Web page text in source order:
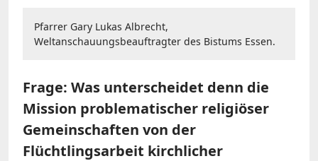
Pfarrer Gary Lukas Albrecht,
Weltanschauungsbeauftragter des Bistums Essen.
Frage: Was unterscheidet denn die
Mission problematischer religiöser
Gemeinschaften von der
Flüchtlingsarbeit kirchlicher